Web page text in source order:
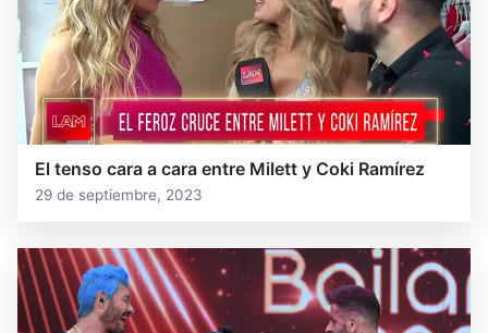
El tenso cara a cara entre Milett y Coki Ramírez
29 de septiembre, 2023